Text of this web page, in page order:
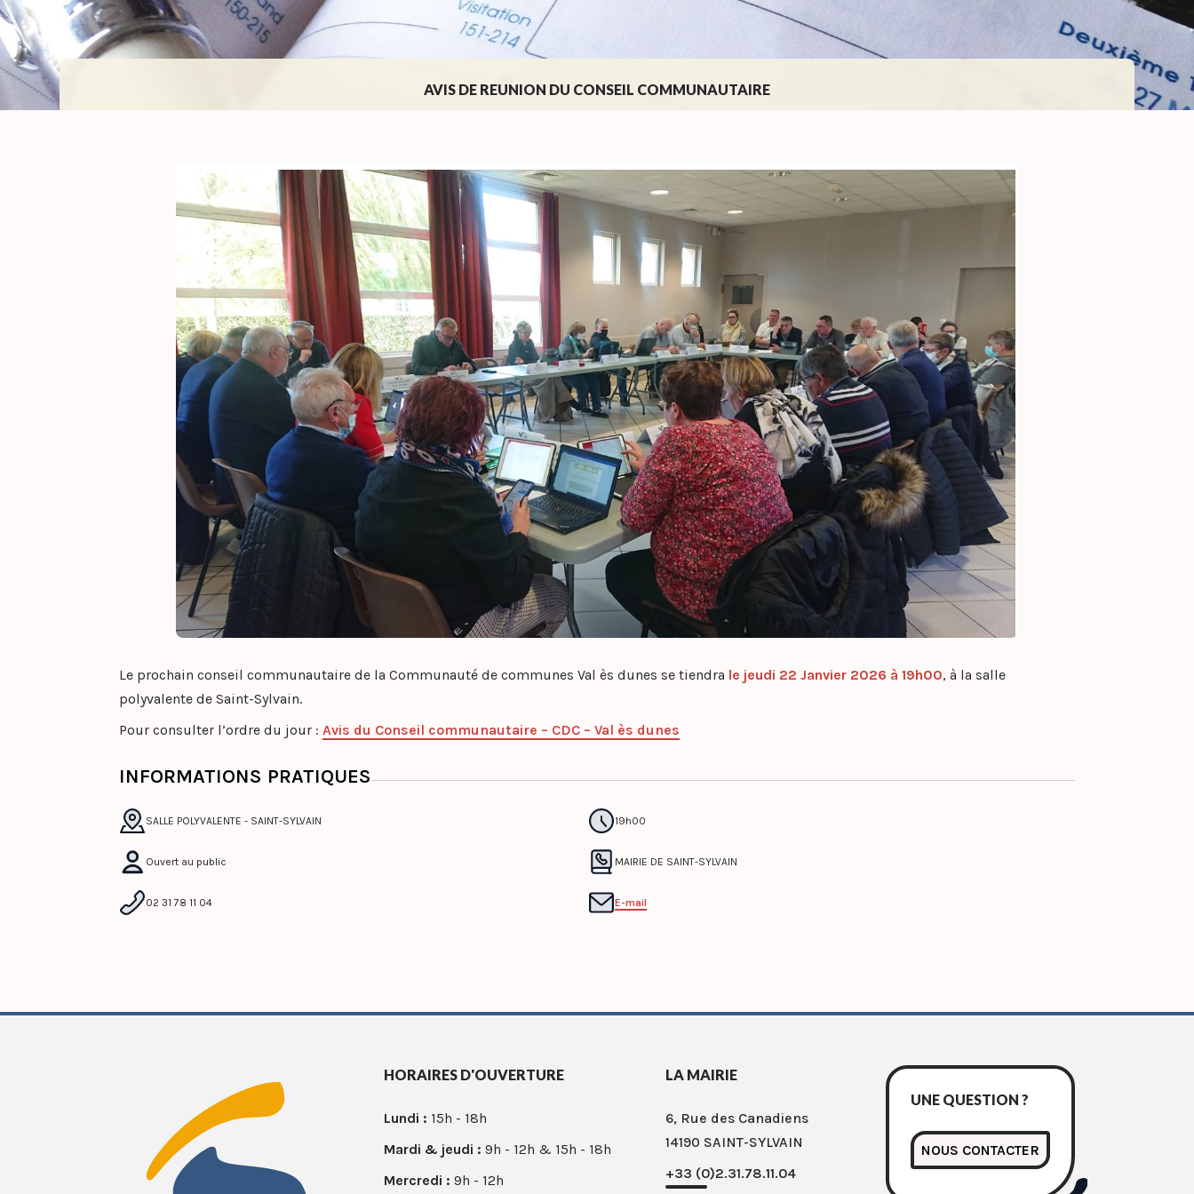
AVIS DE REUNION DU CONSEIL COMMUNAUTAIRE
Le prochain conseil communautaire de la Communauté de communes Val ès dunes se tiendra le jeudi 22 Janvier 2026 à 19h00, à la salle
polyvalente de Saint-Sylvain.
Pour consulter l’ordre du jour :Avis du Conseil communautaire – CDC – Val ès dunes
INFORMATIONS PRATIQUES
SALLE POLYVALENTE - SAINT-SYLVAIN 19h00
Ouvert au public MAIRIE DE SAINT-SYLVAIN
02 31 78 11 04 E-mail
HORAIRES D'OUVERTURE
Lundi : 15h - 18h
Mardi & jeudi : 9h - 12h & 15h - 18h
Mercredi : 9h - 12h
LA MAIRIE
6, Rue des Canadiens
14190 SAINT-SYLVAIN
+33 (0)2.31.78.11.04
UNE QUESTION ?
NOUS CONTACTER